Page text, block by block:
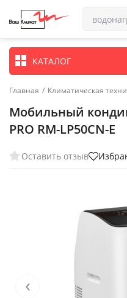
КАТАЛОГ
Главная / Климатическая
Мобильный
PRO RM-LP50CN-E
Оставить отзыв
‹